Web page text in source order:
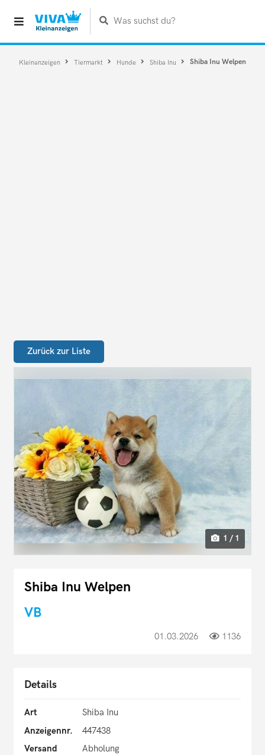
Was suchst du?
Kleinanzeigen Tiermarkt Hunde Shiba Inu Shiba Inu Welpen
Zurück zur Liste
1 / 1
Shiba Inu Welpen
VB
01.03.2026 1136
Details
Art
Shiba Inu
Anzeigennr.
447438
Versand
Abholung